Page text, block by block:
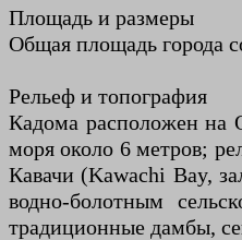
Площадь и размеры
Общая площадь города
Рельеф и топография
Кадома расположен на
моря около 6 метров;
Кавачи (Kawachi Bay,
водно-болотным
традиционные дамбы,